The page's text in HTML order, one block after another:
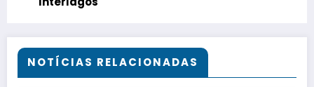
NOTÍCIAS RELACIONADAS